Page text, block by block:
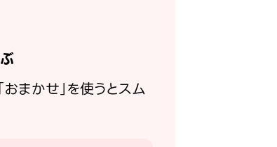
おまかせ」を使うとスム